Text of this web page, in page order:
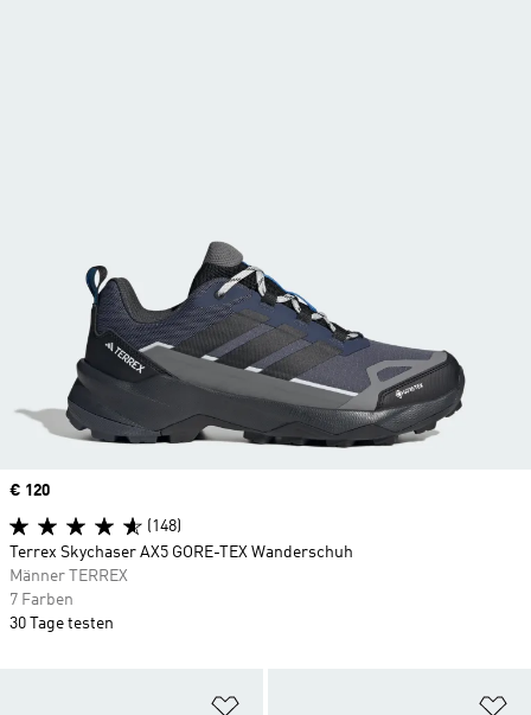
Price
€ 120
(148)
Terrex Skychaser AX5 GORE-TEX Wanderschuh
Männer TERREX
7 Farben
30 Tage testen